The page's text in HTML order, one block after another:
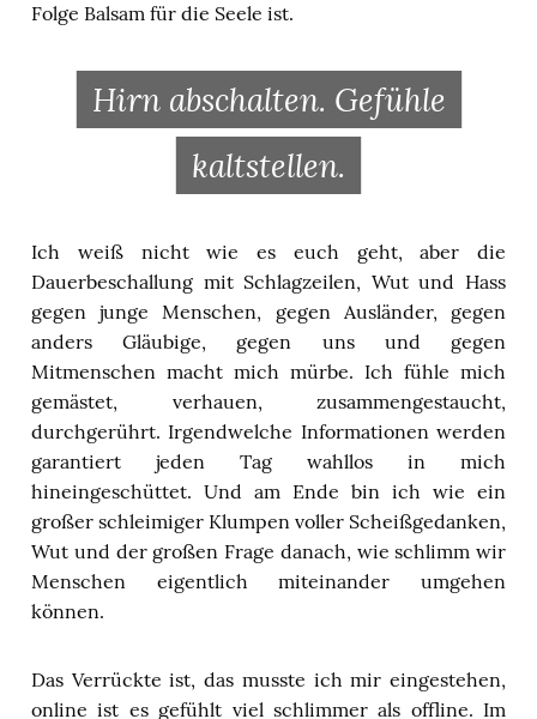
Folge Balsam für die Seele ist.
Hirn abschalten. Gefühle
kaltstellen.
Ich weiß nicht wie es euch geht, aber die
Dauerbeschallung mit Schlagzeilen, Wut und Hass
gegen junge Menschen, gegen Ausländer, gegen
anders Gläubige, gegen uns und gegen
Mitmenschen macht mich mürbe. Ich fühle mich
gemästet, verhauen, zusammengestaucht,
durchgerührt. Irgendwelche Informationen werden
garantiert jeden Tag wahllos in mich
hineingeschüttet. Und am Ende bin ich wie ein
großer schleimiger Klumpen voller Scheißgedanken,
Wut und der großen Frage danach, wie schlimm wir
Menschen eigentlich miteinander umgehen
können.
Das Verrückte ist, das musste ich mir eingestehen,
online ist es gefühlt viel schlimmer als offline. Im